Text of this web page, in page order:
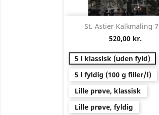
Vis her
St. Astier Kalkmaling
520,00 kr.
5 l klassisk (uden fyld)
5 l fyldig (100 g filler/l)
Lille prøve, klassisk
Lille prøve, fyldig